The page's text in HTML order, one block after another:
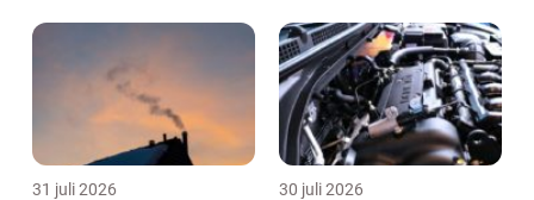
31 juli 2026 30 juli 2026